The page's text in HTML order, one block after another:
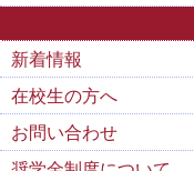
新着情報
在校生の方へ
お問い合わせ